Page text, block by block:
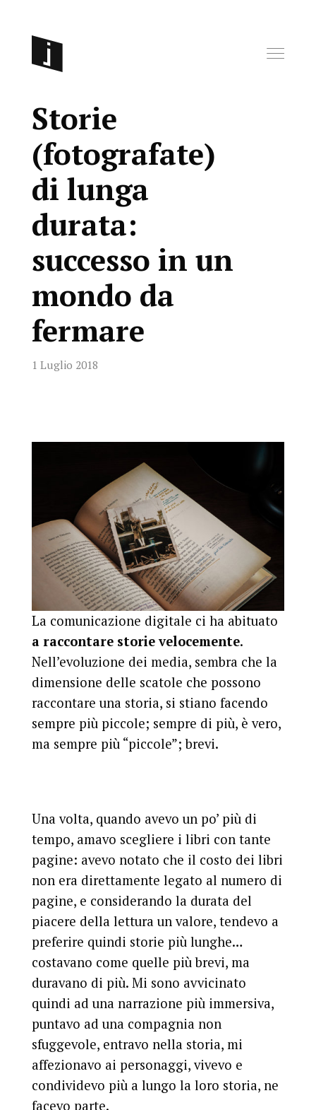
Storie
(fotografate)
di lunga
durata:
successo in un
mondo da
fermare
1 Luglio 2018
La comunicazione digitale ci ha abituato
a raccontare storie velocemente.
Nell’evoluzione dei media, sembra che la
dimensione delle scatole che possono
raccontare una storia, si stiano facendo
sempre più piccole; sempre di più, è vero,
ma sempre più “piccole”; brevi.
Una volta, quando avevo un po’ più di
tempo, amavo scegliere i libri con tante
pagine: avevo notato che il costo dei libri
non era direttamente legato al numero di
pagine, e considerando la durata del
piacere della lettura un valore, tendevo a
preferire quindi storie più lunghe…
costavano come quelle più brevi, ma
duravano di più. Mi sono avvicinato
quindi ad una narrazione più immersiva,
puntavo ad una compagnia non
sfuggevole, entravo nella storia, mi
affezionavo ai personaggi, vivevo e
condividevo più a lungo la loro storia, ne
facevo parte.